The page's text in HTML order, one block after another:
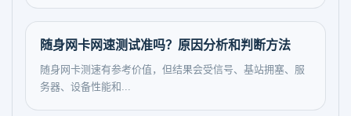
随身网卡网速测试准吗？原因分析和判断方法
随身网卡测速有参考价值，但结果会受信号、基站拥塞、服
务器、设备性能和...